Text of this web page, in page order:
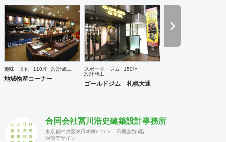
培ってきた当社ならではのノウハウでご提案いたします。
趣味・文化 110坪 設計施工
地域物産コーナー
スポーツ・ジム
150坪
設計施工
ゴールドジム 札幌大通
合同会社冨川浩史建築設計事務所
東京都中央区東日本橋2-27-2 日機会館5階
店舗デザイン